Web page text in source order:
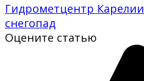
Гидрометцентр Карелии
снегопад
Оцените статью